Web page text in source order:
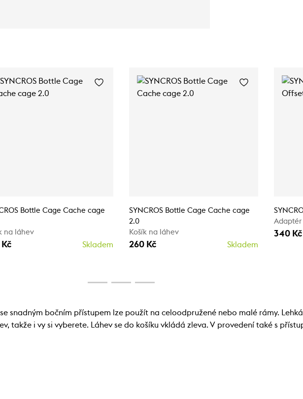
Bottle Cage Cache cage
na láhev
Skladem
SYNCROS Bottle Cage Cache cage
2.0
Košík na láhev
260 Kč Skladem
Adaptér
340 Kč
snadným bočním přístupem lze použít na celoodpružené nebo malé rámy.
takže i vy si vyberete. Láhev se do košíku vkládá zleva. V provedení také s